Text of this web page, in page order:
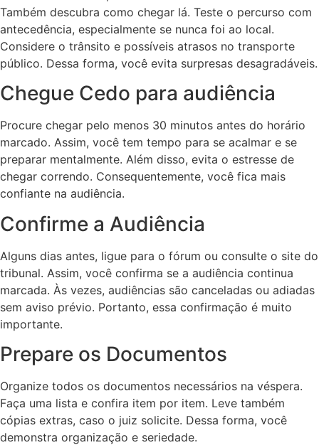
Também descubra como chegar lá. Teste o percurso com
antecedência, especialmente se nunca foi ao local.
Considere o trânsito e possíveis atrasos no transporte
público. Dessa forma, você evita surpresas desagradáveis.
Chegue Cedo para audiência
Procure chegar pelo menos 30 minutos antes do horário
marcado. Assim, você tem tempo para se acalmar e se
preparar mentalmente. Além disso, evita o estresse de
chegar correndo. Consequentemente, você fica mais
confiante na audiência.
Confirme a Audiência
Alguns dias antes, ligue para o fórum ou consulte o site do
tribunal. Assim, você confirma se a audiência continua
marcada. Às vezes, audiências são canceladas ou adiadas
sem aviso prévio. Portanto, essa confirmação é muito
importante.
Prepare os Documentos
Organize todos os documentos necessários na véspera.
Faça uma lista e confira item por item. Leve também
cópias extras, caso o juiz solicite. Dessa forma, você
demonstra organização e seriedade.